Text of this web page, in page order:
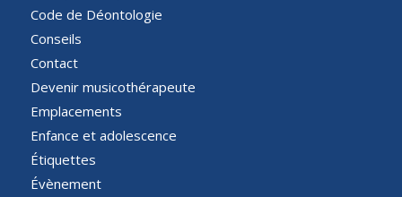
Code de Déontologie
Conseils
Contact
Devenir musicothérapeute
Emplacements
Enfance et adolescence
Étiquettes
Évènement